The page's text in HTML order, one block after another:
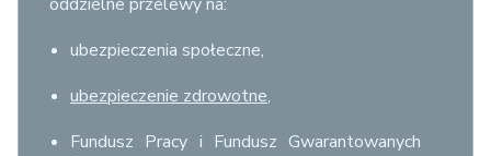
ubezpieczenia społeczne,
ubezpieczenie zdrowotne,
Fundusz Pracy i Fundusz Gwarantowanych